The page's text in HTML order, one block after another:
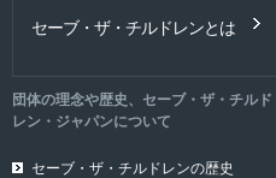
セーブ・ザ・チルドレンとは
団体の理念や歴史、セーブ・ザ・チルド
レン・ジャパンについて
セーブ・ザ・チルドレンの歴史